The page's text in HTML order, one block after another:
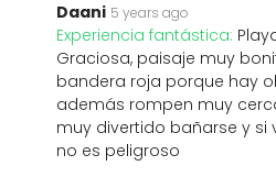
Daani 5 years ago
Experiencia fantástica:
Graciosa, paisaje muy
bandera roja porque hay
además rompen muy
muy divertido bañarse y
no es peligroso